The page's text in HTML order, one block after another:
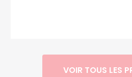
VOIR TOUS LES